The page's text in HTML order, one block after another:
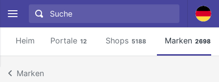
Heim Portale 12 Shops 5188 Marken 2698
Marken